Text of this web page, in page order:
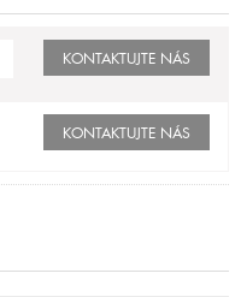
KONTAKTUJTE NÁS
KONTAKTUJTE NÁS